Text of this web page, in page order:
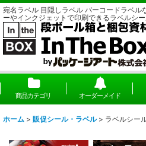
宛名ラベル 目隠しラベル バーコードラベ
ーやインクジェットで印刷できるラベルシ
商品カテゴリ オーダーメイド
ホーム > 販促シール・ラベル > ラベルシー